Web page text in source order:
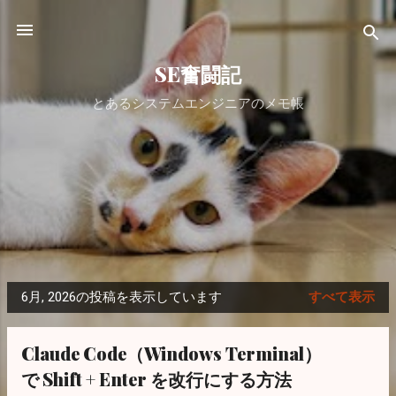
スキップしてメイン コンテンツに移動
SE奮闘記
とあるシステムエンジニアのメモ帳
投
6月, 2026の投稿を表示しています すべて表示
Claude Code（Windows Terminal）
で Shift + Enter を改行にする方法